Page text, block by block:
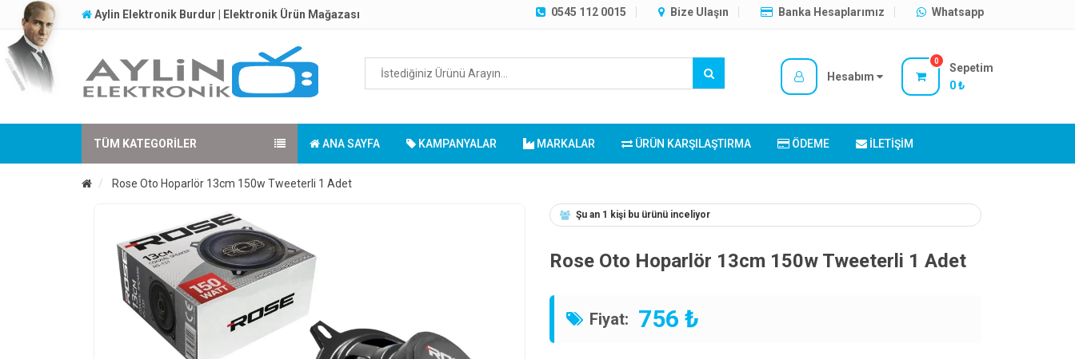
Aylin Elektronik Burdur | Elektronik Ürün Mağazası 0545 112 0015 Bize Ulaşın Banka Hesaplarımız Whatsapp
Hesabım
0
Sepetim
0 ₺
TÜM KATEGORILER ANA SAYFA KAMPANYALAR MARKALAR ÜRÜN KARŞILAŞTIRMA ÖDEME İLETIŞIM
Rose Oto Hoparlör 13cm 150w Tweeterli 1 Adet
Şu an 1 kişi bu ürünü inceliyor
Rose Oto Hoparlör 13cm 150w Tweeterli 1 Adet
Fiyat: 756 ₺